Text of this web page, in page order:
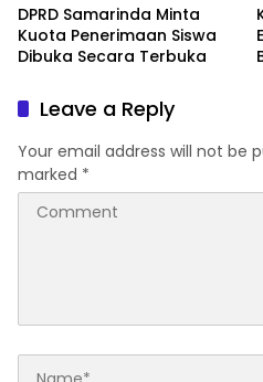
DPRD Samarinda Minta
Kuota Penerimaan Siswa
Dibuka Secara Terbuka
Leave a Reply
Your email address will not be
marked *